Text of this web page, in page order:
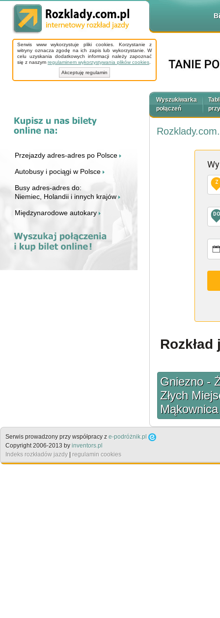
Serwis www wykorzystuje pliki cookies. Korzystanie z
witryny oznacza zgodę na ich zapis lub wykorzystanie. W
celu uzyskania dodatkowych informacji należy zapoznać
się z naszym regulaminem wykorzystywania plików cookies
Akceptuję regulamin
Przejazdy adres-adres po Polsce
Autobusy i pociągi w Polsce
Busy adres-adres do:
Niemiec, Holandii i innych krajów
Międzynarodowe autokary
Wyszukiwarka
połączeń
Z
DO
Gniezno -
Złych
Serwis prowadzony przy współpracy z e-podróżnik.pl
Copyright 2006-2013 by inventors.pl
Indeks rozkładów jazdy | regulamin cookies